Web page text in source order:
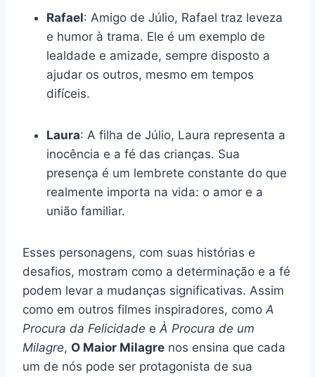
Rafael: Amigo de Júlio, Rafael traz leveza
e humor à trama. Ele é um exemplo de
lealdade e amizade, sempre disposto a
ajudar os outros, mesmo em tempos
difíceis.
Laura: A filha de Júlio, Laura representa a
inocência e a fé das crianças. Sua
presença é um lembrete constante do que
realmente importa na vida: o amor e a
união familiar.
Esses personagens, com suas histórias e
desafios, mostram como a determinação e a fé
podem levar a mudanças significativas. Assim
como em outros filmes inspiradores, como A
Procura da Felicidade e À Procura de um
Milagre, O Maior Milagre nos ensina que cada
um de nós pode ser protagonista de sua